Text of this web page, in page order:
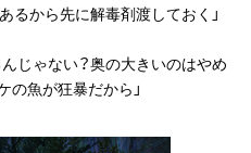
るから先に解毒剤渡しておく」
じゃない？奥の大きいのはやめ
魚が狂暴だから」